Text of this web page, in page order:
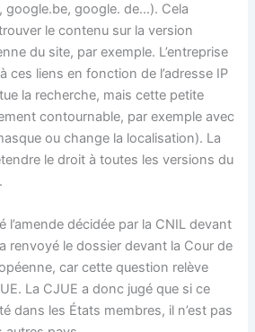
google.be, google. de…). Cela
le contenu sur la version
du site, par exemple. L’entreprise
ces liens en fonction de l’adresse IP
la recherche, mais cette petite
contournable, par exemple avec
ou change la localisation). La
le droit à toutes les versions du
l’amende décidée par la CNIL devant
renvoyé le dossier devant la Cour de
car cette question relève
La CJUE a donc jugé que si ce
dans les États membres, il n’est pas